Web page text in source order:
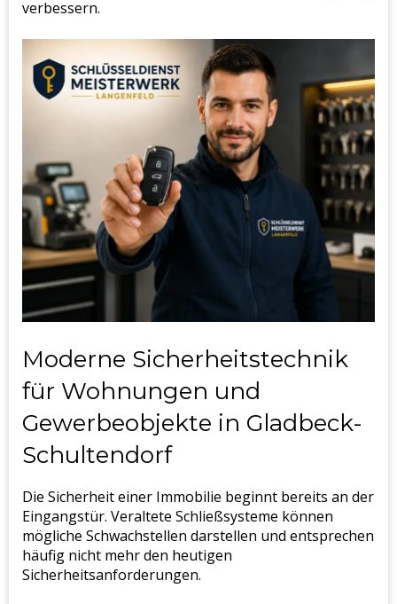
verbessern.
Moderne Sicherheitstechnik
für Wohnungen und
Gewerbeobjekte in Gladbeck-
Schultendorf
Die Sicherheit einer Immobilie beginnt bereits an der
Eingangstür. Veraltete Schließsysteme können
mögliche Schwachstellen darstellen und entsprechen
häufig nicht mehr den heutigen
Sicherheitsanforderungen.